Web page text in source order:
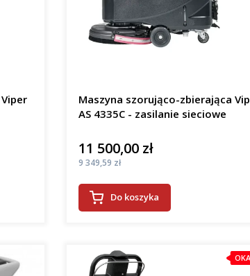
Maszyna szorująco-zbierająca
AS 4335C - zasilanie sieciowe
Cena
11 500,00 zł
Cena
9 349,59 zł
Do koszyka